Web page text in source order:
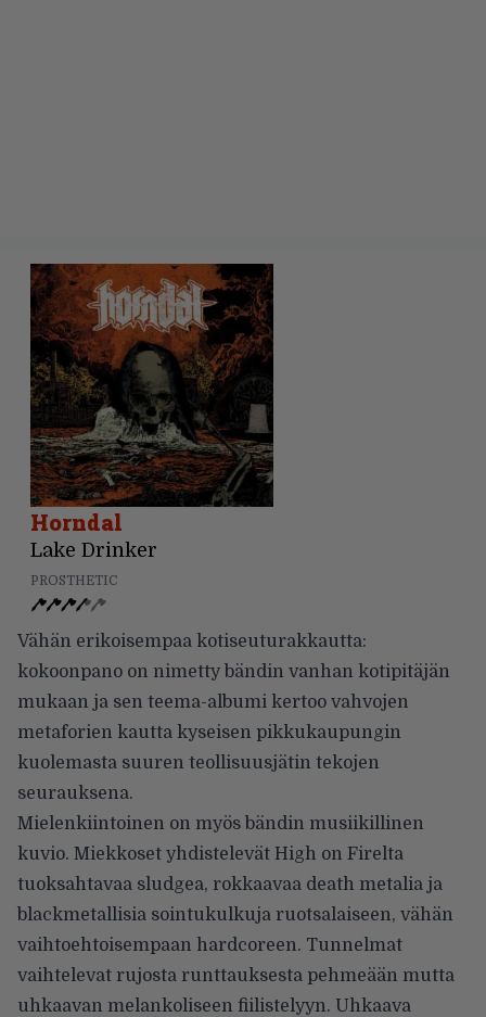
Horndal
Lake Drinker
PROSTHETIC
Vähän erikoisempaa kotiseuturakkautta:
kokoonpano on nimetty bändin vanhan kotipitäjän
mukaan ja sen teema-albumi kertoo vahvojen
metaforien kautta kyseisen pikkukaupungin
kuolemasta suuren teollisuusjätin tekojen
seurauksena.
Mielenkiintoinen on myös bändin musiikillinen
kuvio. Miekkoset yhdistelevät High on Firelta
tuoksahtavaa sludgea, rokkaavaa death metalia ja
blackmetallisia sointukulkuja ruotsalaiseen, vähän
vaihtoehtoisempaan hardcoreen. Tunnelmat
vaihtelevat rujosta runttauksesta pehmeään mutta
uhkaavan melankoliseen fiilistelyyn. Uhkaava